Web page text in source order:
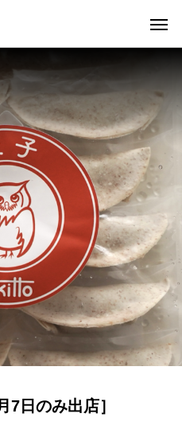
日のみ出店］